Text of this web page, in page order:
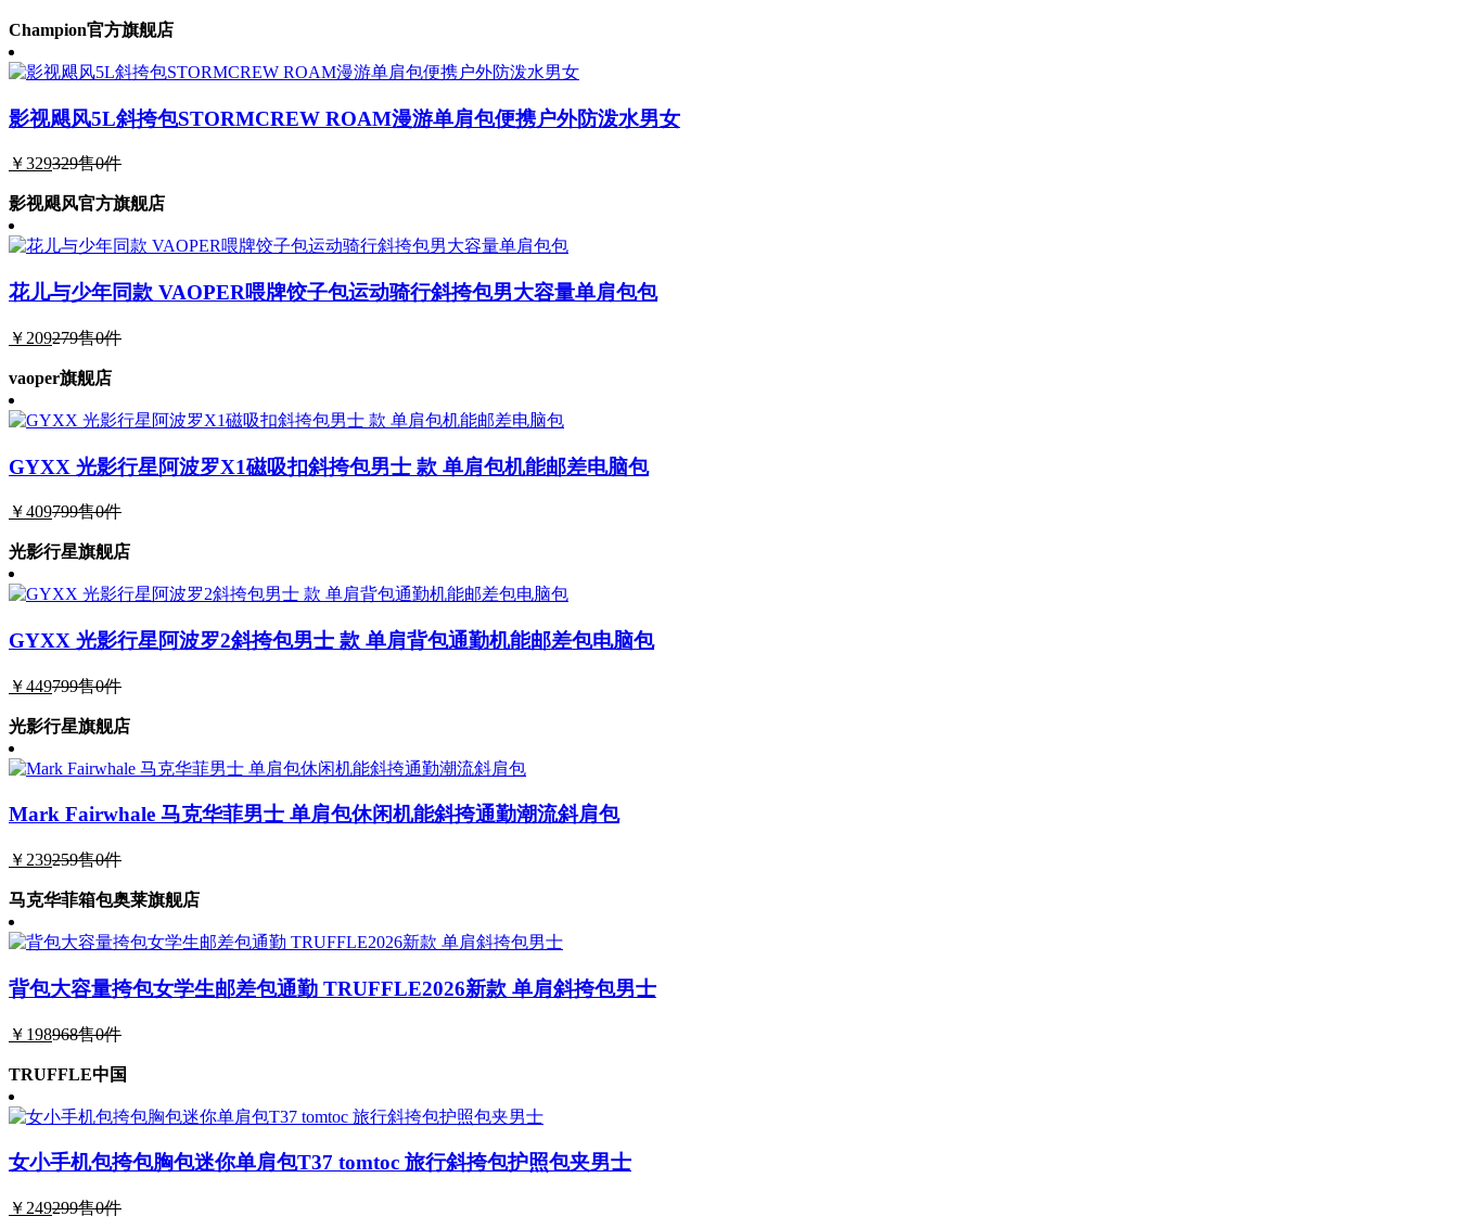
Champion官方旗舰店
影视飓风5L斜挎包STORMCREW ROAM漫游单肩包便携户外防泼水男女
￥329329售0件
影视飓风官方旗舰店
花儿与少年同款 VAOPER喂牌饺子包运动骑行斜挎包男大容量单肩包包
￥209279售0件
vaoper旗舰店
GYXX 光影行星阿波罗X1磁吸扣斜挎包男士 款 单肩包机能邮差电脑包
￥409799售0件
光影行星旗舰店
GYXX 光影行星阿波罗2斜挎包男士 款 单肩背包通勤机能邮差包电脑包
￥449799售0件
光影行星旗舰店
Mark Fairwhale 马克华菲男士 单肩包休闲机能斜挎通勤潮流斜肩包
￥239259售0件
马克华菲箱包奥莱旗舰店
背包大容量挎包女学生邮差包通勤 TRUFFLE2026新款 单肩斜挎包男士
￥198968售0件
TRUFFLE中国
女小手机包挎包胸包迷你单肩包T37 tomtoc 旅行斜挎包护照包夹男士
￥249299售0件